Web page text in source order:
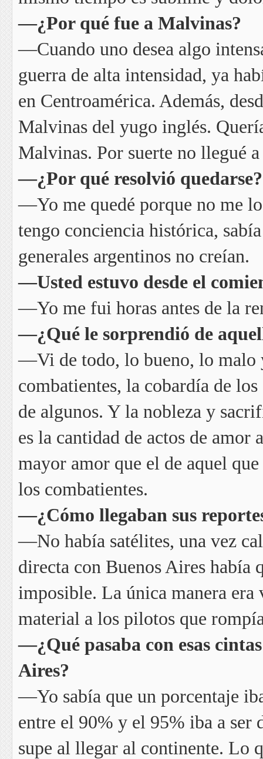
—¿Por qué fue a Malvinas?
—Cuando uno desea algo
guerra de alta intensidad, ya
en Centroamérica. Además,
Malvinas del yugo inglés.
Malvinas. Por suerte no llegué
—¿Por qué resolvió quedarse?
—Yo me quedé porque no me
tengo conciencia histórica,
generales argentinos no creían.
—Usted estuvo desde el
—Yo me fui horas antes de la
—¿Qué le sorprendió de
—Vi de todo, lo bueno, lo malo
combatientes, la cobardía de
de algunos. Y la nobleza y
es la cantidad de actos de
mayor amor que el de aquel
los combatientes.
—¿Cómo llegaban sus
—No había satélites, una vez
directa con Buenos Aires había
imposible. La única manera
material a los pilotos que
—¿Qué pasaba con esas
Aires?
—Yo sabía que un porcentaje
entre el 90% y el 95% iba a
supe al llegar al continente. Lo